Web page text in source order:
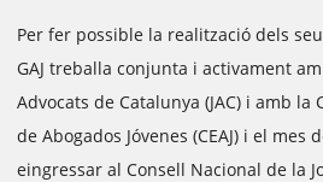
Per fer possible la realització dels
GAJ treballa conjunta i activament
Advocats de Catalunya (JAC) i amb la
de Abogados Jóvenes (CEAJ) i el mes
eingressar al Consell Nacional de la